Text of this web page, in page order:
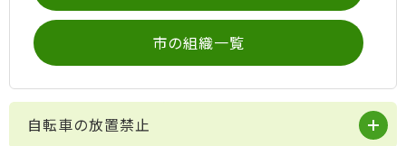
市の組織一覧
自転車の放置禁止